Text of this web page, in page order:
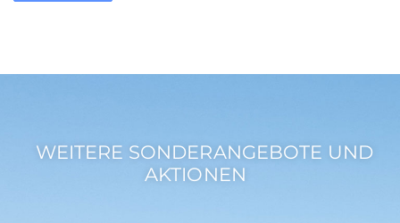
WEITERE SONDERANGEBOTE UND
AKTIONEN